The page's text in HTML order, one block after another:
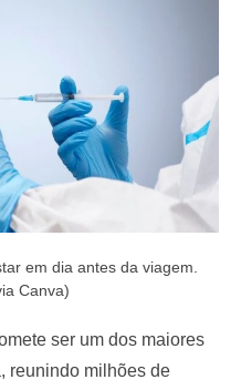
em dia antes da viagem.
Canva)
ser um dos maiores
reunindo milhões de